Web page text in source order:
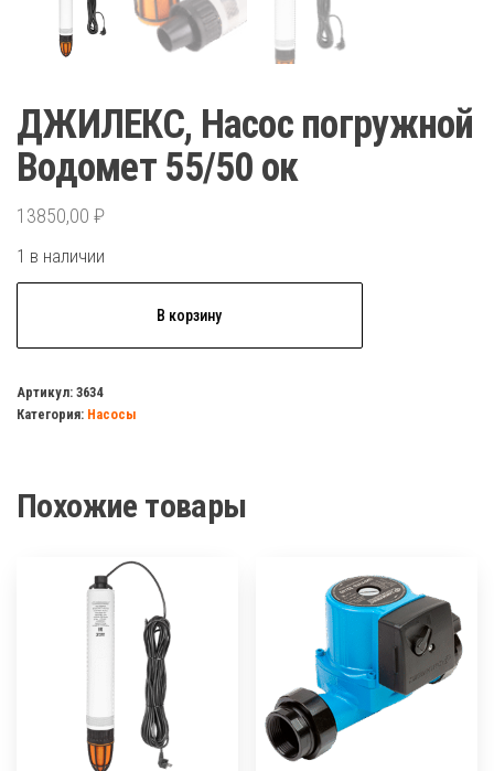
ДЖИЛЕКС, Насос погружной
Водомет 55/50 ок
13850,00 ₽
1 в наличии
Насос
погружной
ок
В корзину
Артикул: 3634
Категория: Насосы
Похожие товары